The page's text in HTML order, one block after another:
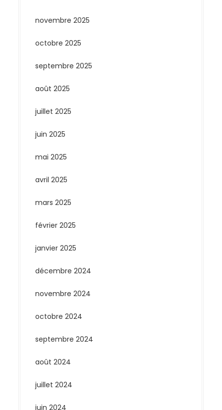
novembre 2025
octobre 2025
septembre 2025
août 2025
juillet 2025
juin 2025
mai 2025
avril 2025
mars 2025
février 2025
janvier 2025
décembre 2024
novembre 2024
octobre 2024
septembre 2024
août 2024
juillet 2024
juin 2024